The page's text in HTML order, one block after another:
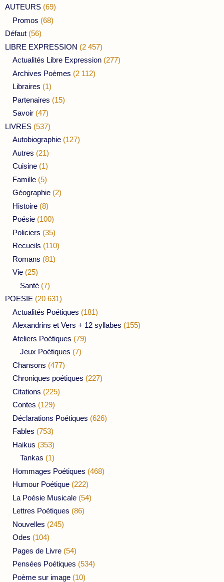
AUTEURS (69)
Promos (68)
Défaut (56)
LIBRE EXPRESSION (2 457)
Actualités Libre Expression (277)
Archives Poèmes (2 112)
Libraires (1)
Partenaires (15)
Savoir (47)
LIVRES (537)
Autobiographie (127)
Autres (21)
Cuisine (1)
Famille (5)
Géographie (2)
Histoire (8)
Poésie (100)
Policiers (35)
Recueils (110)
Romans (81)
Vie (25)
Santé (7)
POESIE (20 631)
Actualités Poétiques (181)
Alexandrins et Vers + 12 syllabes (155)
Ateliers Poétiques (79)
Jeux Poétiques (7)
Chansons (477)
Chroniques poétiques (227)
Citations (225)
Contes (129)
Déclarations Poétiques (626)
Fables (753)
Haikus (353)
Tankas (1)
Hommages Poétiques (468)
Humour Poétique (222)
La Poésie Musicale (54)
Lettres Poétiques (86)
Nouvelles (245)
Odes (104)
Pages de Livre (54)
Pensées Poétiques (534)
Poème sur image (10)